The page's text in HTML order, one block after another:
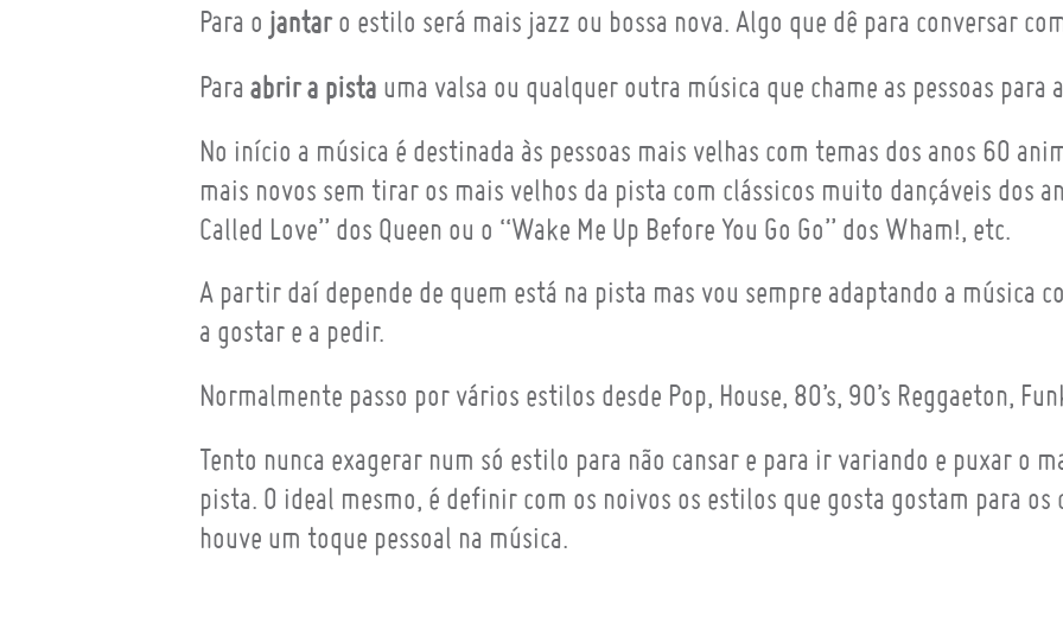
Para o jantaro estilo será mais jazz ou bossa nova. Algo que dê para conversar
Paraabrir a pista uma valsa ou qualquer outra música que chame as pessoas para
No início a música é destinada às pessoas mais velhas com temas dos anos 60
mais novos sem tirar os mais velhos da pista com clássicos muito dançáveis dos
Called Love” dos Queen ou o “Wake Me Up Before You Go Go” dos Wham!, etc.
A partir daí depende de quem está na pista mas vou sempre adaptando a música
a gostar e a pedir.
Normalmente passo por vários estilos desde Pop, House, 80’s, 90’s Reggaeton,
Tento nunca exagerar num só estilo para não cansar e para ir variando e puxar o
pista. O ideal mesmo, é definir com os noivos os estilos que gosta gostam para os
houve um toque pessoal na música.